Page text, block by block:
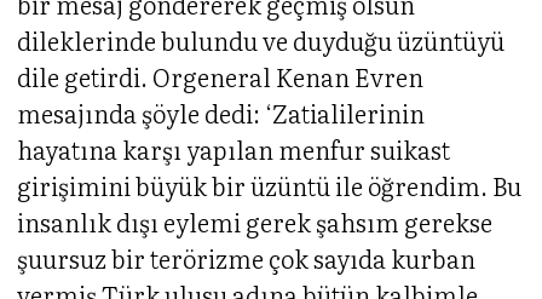
dileklerinde bulundu ve duyduğu üzüntüyü
dile getirdi. Orgeneral Kenan Evren
mesajında şöyle dedi: ‘Zatialilerinin
hayatına karşı yapılan menfur suikast
girişimini büyük bir üzüntü ile öğrendim. Bu
insanlık dışı eylemi gerek şahsım gerekse
şuursuz bir terörizme çok sayıda kurban